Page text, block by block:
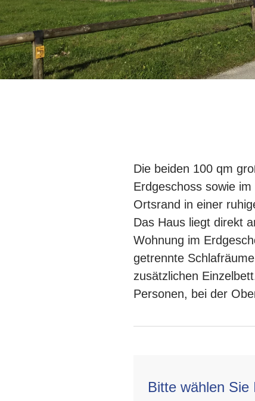
Die beiden 100 qm
Erdgeschoss sowie
Ortsrand in einer
Das Haus liegt direkt
Wohnung im
getrennte
zusätzlichen
Personen, bei der
Bitte wählen Sie